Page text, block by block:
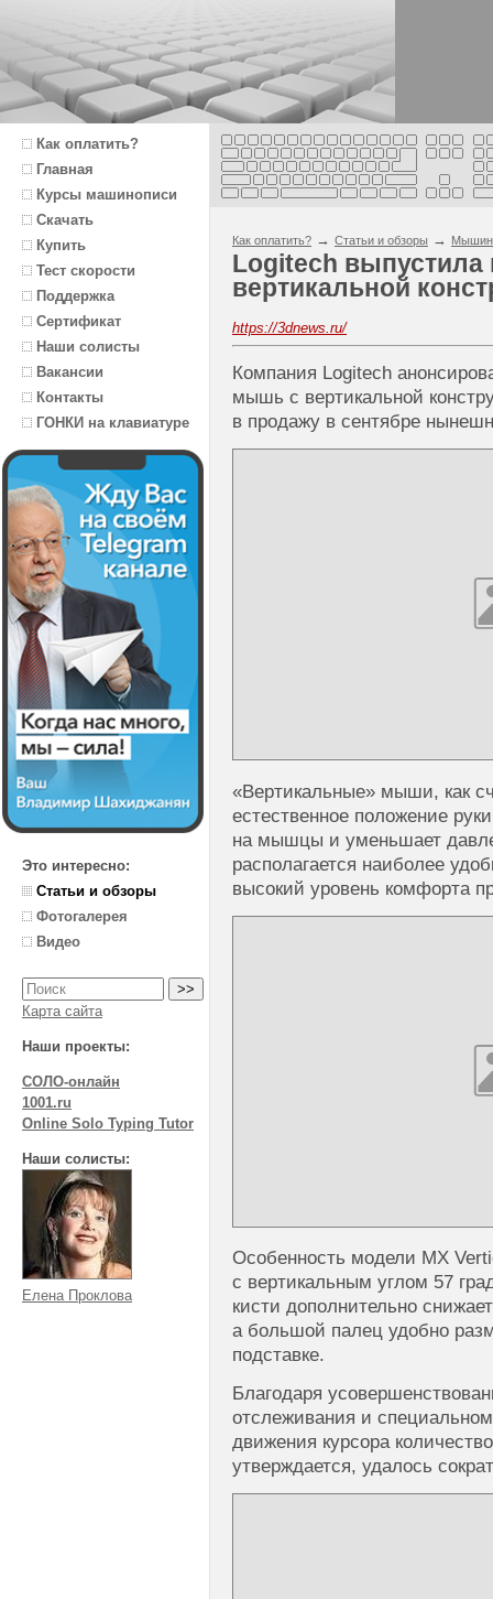
Как оплатить?
Главная
Курсы машинописи
Скачать
Купить
Тест скорости
Поддержка
Сертификат
Наши солисты
Вакансии
Контакты
ГОНКИ на клавиатуре
Это интересно:
Статьи и обзоры
Фотогалерея
Видео
Карта сайта
Наши проекты:
СОЛО-онлайн
1001.ru
Online Solo Typing Tutor
Наши солисты:
Елена Проклова
Как оплатить? → Статьи и обзоры →
Logitech
вертикальной
https://3dnews.ru/
Компания Logitech
мышь с вертикальной
в продажу в сентябре
«Вертикальные» мыши, как
естественное положение
на мышцы и уменьшает
располагается наиболее
высокий уровень комфорта
Особенность модели MX
с вертикальным углом 57
кисти дополнительно
а большой палец удобно
подставке.
Благодаря
отслеживания и
движения курсора
утверждается, удалось